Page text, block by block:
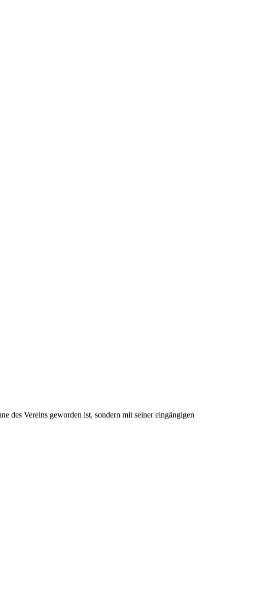
des Vereins geworden ist, sondern mit seiner eingängigen